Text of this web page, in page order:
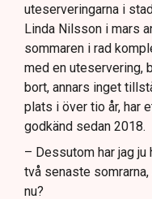
uteserveringarna i
Linda Nilsson i mars
sommaren i rad
med en uteservering,
bort, annars inget
plats i över tio år, har
godkänd sedan 2018.
– Dessutom har jag
två senaste
nu?